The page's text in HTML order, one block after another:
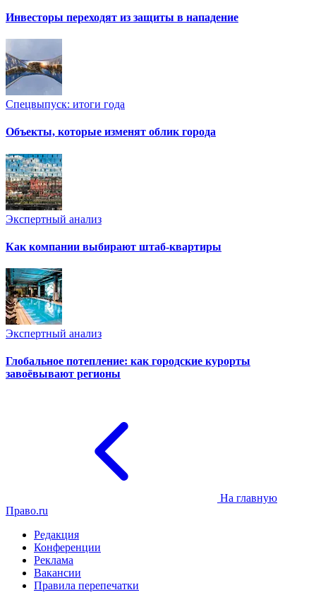
Инвесторы переходят из защиты в нападение
Спецвыпуск: итоги года
Объекты, которые изменят облик города
Экспертный анализ
Как компании выбирают штаб-квартиры
Экспертный анализ
Глобальное потепление: как городские курорты
завоёвывают регионы
На главную
Право.ru
Редакция
Конференции
Реклама
Вакансии
Правила перепечатки